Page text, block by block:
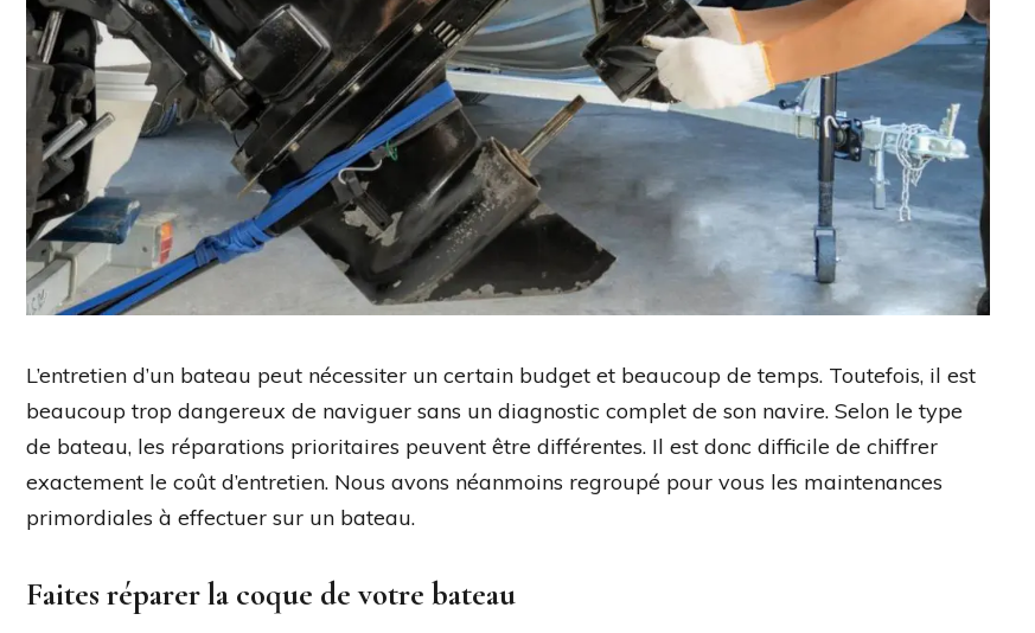
L’entretien d’un bateau peut nécessiter un certain budget et beaucoup de temps. Toutefois, il est
beaucoup trop dangereux de naviguer sans un diagnostic complet de son navire. Selon le type
de bateau, les réparations prioritaires peuvent être différentes. Il est donc difficile de chiffrer
exactement le coût d’entretien. Nous avons néanmoins regroupé pour vous les maintenances
primordiales à effectuer sur un bateau.
Faites réparer la coque de votre bateau